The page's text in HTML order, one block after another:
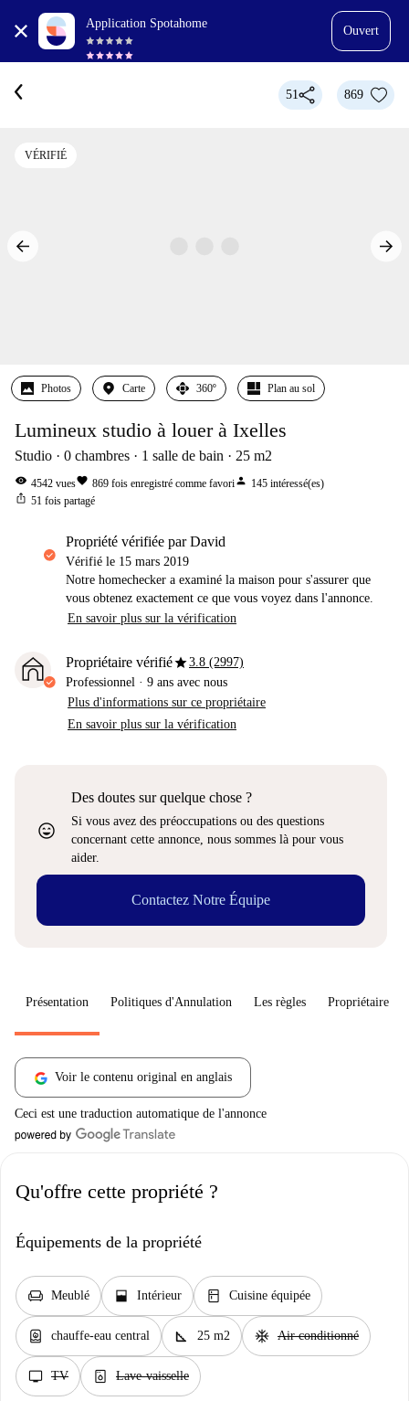
Application Spotahome
Ouvert
51 869
VÉRIFIÉ
Photos Carte 360º Plan au sol
Lumineux studio à louer à Ixelles
Studio 0 chambres 1 salle de bain 25 m2
visibility 4542 vuesfavorite 869 fois enregistré comme favoriperson 145 intéressé(es)
ios_share 51 fois partagé
propriété vérifiée par David
Vérifié le 15 mars 2019
Notre homechecker a examiné la maison pour s'assurer que
vous obtenez exactement ce que vous voyez dans l'annonce.
En savoir plus sur la vérification
Propriétaire vérifiéstar3.8 (2997)
Professionnel · 9 ans avec nous
Plus d'informations sur ce propriétaire
En savoir plus sur la vérification
sentiment_very_satisfied
Des doutes sur quelque chose ?
Si vous avez des préoccupations ou des questions
concernant cette annonce, nous sommes là pour vous
aider.
Contactez Notre Équipe
Présentation Politiques d'Annulation Les règles Propriétaire
Voir le contenu original en anglais
Ceci est une traduction automatique de l'annonce
Qu'offre cette propriété ?
Équipements de la propriété
chair Meublé window_open Intérieur kitchen Cuisine équipée
water_heater chauffe-eau central square_foot 25 m2 ac_unit Air conditionné
tv TV dishwasher_gen Lave-vaisselle